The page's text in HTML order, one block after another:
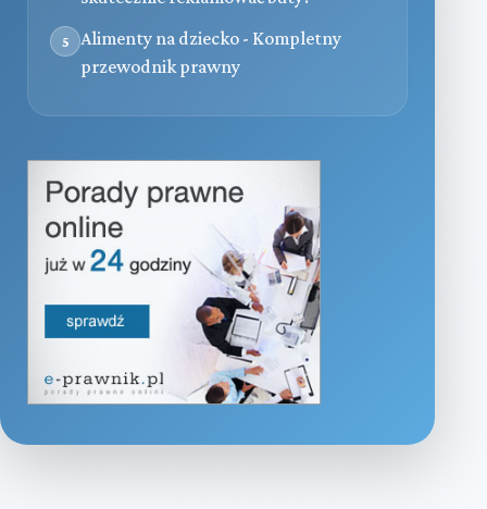
5
Alimenty na dziecko - Kompletny
przewodnik prawny